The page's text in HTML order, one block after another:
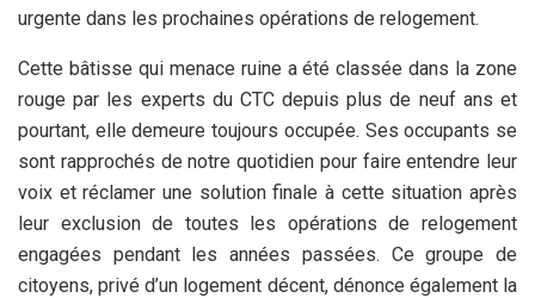
urgente dans les prochaines opérations de relogement.
Cette bâtisse qui menace ruine a été classée dans la zone
rouge par les experts du CTC depuis plus de neuf ans et
pourtant, elle demeure toujours occupée. Ses occupants se
sont rapprochés de notre quotidien pour faire entendre leur
voix et réclamer une solution finale à cette situation après
leur exclusion de toutes les opérations de relogement
engagées pendant les années passées. Ce groupe de
citoyens, privé d’un logement décent, dénonce également la